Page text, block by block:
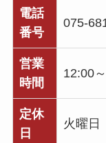
電話
番号
075-
営業
時間
12:00
定休
日
火曜日